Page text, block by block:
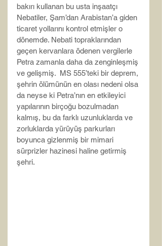
bakırı kullanan bu usta inşaatçı
Nebatiler, Şam’dan Arabistan’a giden
ticaret yollarını kontrol etmişler o
dönemde. Nebati topraklarından
geçen kervanlara ödenen vergilerle
Petra zamanla daha da zenginleşmiş
ve gelişmiş.  MS 555’teki bir deprem,
şehrin ölümünün en olası nedeni olsa
da neyse ki Petra’nın en etkileyici
yapılarının birçoğu bozulmadan
kalmış, bu da farklı uzunluklarda ve
zorluklarda yürüyüş parkurları
boyunca gizlenmiş bir mimari
sürprizler hazinesi haline getirmiş
şehri.